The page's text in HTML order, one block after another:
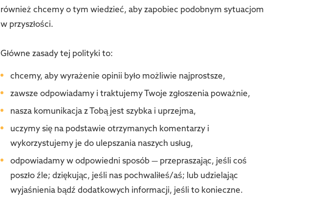
również chcemy o tym wiedzieć, aby zapobiec podobnym sytuacjom
w przyszłości.
Główne zasady tej polityki to:
chcemy, aby wyrażenie opinii było możliwie najprostsze,
zawsze odpowiadamy i traktujemy Twoje zgłoszenia poważnie,
nasza komunikacja z Tobą jest szybka i uprzejma,
uczymy się na podstawie otrzymanych komentarzy i
wykorzystujemy je do ulepszania naszych usług,
odpowiadamy w odpowiedni sposób — przepraszając, jeśli coś
poszło źle; dziękując, jeśli nas pochwaliłeś/aś; lub udzielając
wyjaśnienia bądź dodatkowych informacji, jeśli to konieczne.